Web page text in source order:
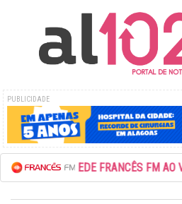
PUBLICIDADE
ESCUTE A REDE FRANCÊS FM AO VIVO